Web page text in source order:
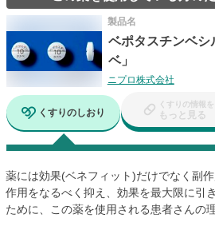
製品名
ベポタスチンベ
ベ」
ニプロ株式会社
くすりのしおり
くすりの情報を
もっと見る
薬には効果(ベネフィット)だけでなく副
作用をなるべく抑え、効果を最大限に引
ために、この薬を使用される患者さんの